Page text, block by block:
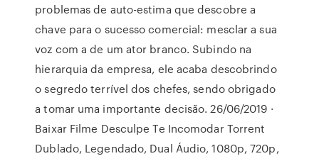
problemas de auto-estima que descobre a
chave para o sucesso comercial: mesclar a sua
voz com a de um ator branco. Subindo na
hierarquia da empresa, ele acaba descobrindo
o segredo terrível dos chefes, sendo obrigado
a tomar uma importante decisão. 26/06/2019 ·
Baixar Filme Desculpe Te Incomodar Torrent
Dublado, Legendado, Dual Áudio, 1080p, 720p,